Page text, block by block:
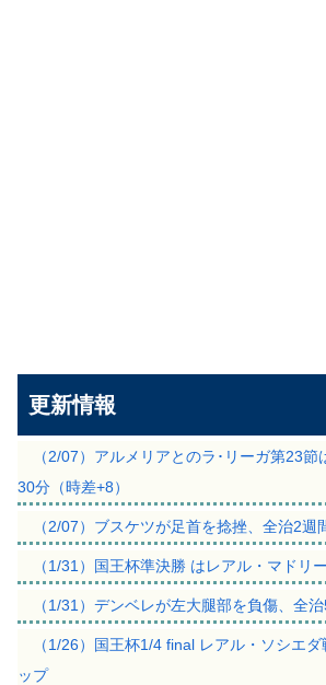
更新情報
（2/07）アルメリアとのラ･リーガ第23
30分（時差+8）
（2/07）ブスケツが足首を捻挫、全治2週
（1/31）国王杯準決勝 はレアル・マドリ
（1/31）デンベレが左大腿部を負傷、全
（1/26）国王杯1/4 final レアル・ソシエ
ップ